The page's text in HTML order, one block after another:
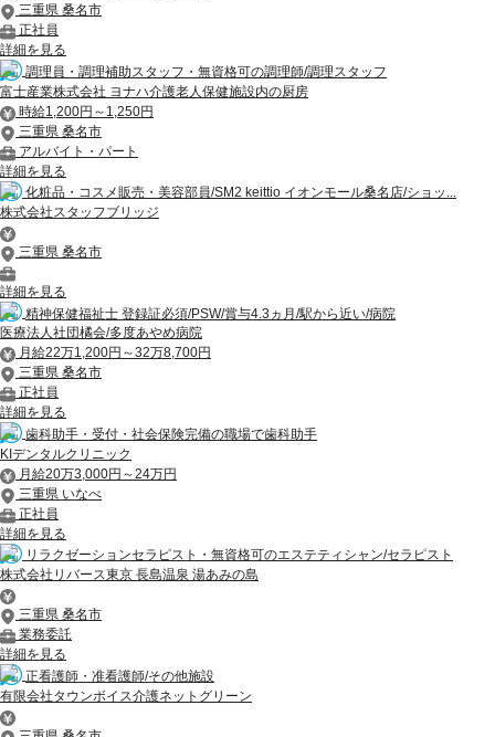
三重県 桑名市
正社員
詳細を見る
調理員・調理補助スタッフ・無資格可の調理師/調理スタッフ
富士産業株式会社 ヨナハ介護老人保健施設内の厨房
時給1,200円～1,250円
三重県 桑名市
アルバイト・パート
詳細を見る
化粧品・コスメ販売・美容部員/SM2 keittio イオンモール桑名店/ショッ...
株式会社スタッフブリッジ
三重県 桑名市
詳細を見る
精神保健福祉士 登録証必須/PSW/賞与4.3ヵ月/駅から近い/病院
医療法人社団橘会/多度あやめ病院
月給22万1,200円～32万8,700円
三重県 桑名市
正社員
詳細を見る
歯科助手・受付・社会保険完備の職場で歯科助手
KIデンタルクリニック
月給20万3,000円～24万円
三重県 いなべ
正社員
詳細を見る
リラクゼーションセラピスト・無資格可のエステティシャン/セラピスト
株式会社リバース東京 長島温泉 湯あみの島
三重県 桑名市
業務委託
詳細を見る
正看護師・准看護師/その他施設
有限会社タウンボイス介護ネットグリーン